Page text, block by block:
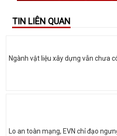
TIN LIÊN QUAN
Ngành vật liệu xây dựng vẫn chưa
Lo an toàn mạng, EVN chỉ đạo